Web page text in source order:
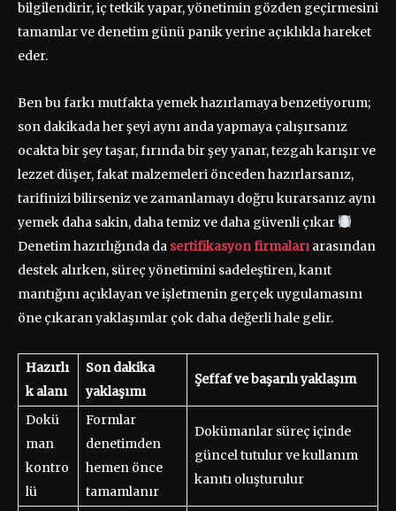
bilgilendirir, iç tetkik yapar, yönetimin gözden geçirmesini
tamamlar ve denetim günü panik yerine açıklıkla hareket
eder.
Ben bu farkı mutfakta yemek hazırlamaya benzetiyorum;
son dakikada her şeyi aynı anda yapmaya çalışırsanız
ocakta bir şey taşar, fırında bir şey yanar, tezgah karışır ve
lezzet düşer, fakat malzemeleri önceden hazırlarsanız,
tarifinizi bilirseniz ve zamanlamayı doğru kurarsanız aynı
yemek daha sakin, daha temiz ve daha güvenli çıkar
Denetim hazırlığında da sertifikasyon firmalarıarasından
destek alırken, süreç yönetimini sadeleştiren, kanıt
mantığını açıklayan ve işletmenin gerçek uygulamasını
öne çıkaran yaklaşımlar çok daha değerli hale gelir.
Hazırlı
k alanı
Son dakika
yaklaşımı
Şeffaf ve başarılı yaklaşım
Dokü
man
kontro
lü
Formlar
denetimden
hemen önce
tamamlanır
Dokümanlar süreç içinde
güncel tutulur ve kullanım
kanıtı oluşturulur